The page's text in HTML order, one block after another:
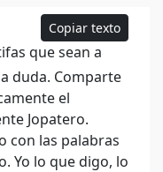
Copiar texto
que sean a
duda. Comparte
el
Jopatero.
con las palabras
Yo lo que digo, lo